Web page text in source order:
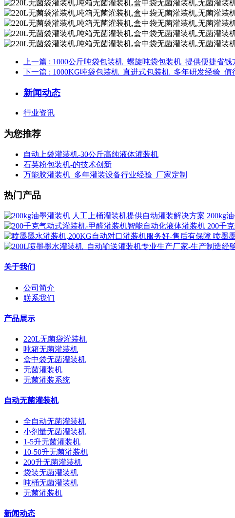
上一篇 : 1000公斤吨袋包装机_螺旋吨袋包装机_提供便捷省
下一篇 : 1000KG吨袋包装机_直进式包装机_多年研发经验_值
新闻动态
行业资讯
为您推荐
自动上袋灌装机-30公斤高纯液体灌装机
石英粉包装机-的技术创新
万能胶灌装机_多年灌装设备行业经验_厂家定制
热门产品
200kg
200千
喷墨
关于我们
公司简介
联系我们
产品展示
220L无菌袋灌装机
吨箱无菌灌装机
盒中袋无菌灌装机
无菌灌装机
无菌灌装系统
自动无菌灌装机
全自动无菌灌装机
小剂量无菌灌装机
1-5升无菌灌装机
10-50升无菌灌装机
200升无菌灌装机
袋装无菌灌装机
吨桶无菌灌装机
无菌灌装机
新闻动态